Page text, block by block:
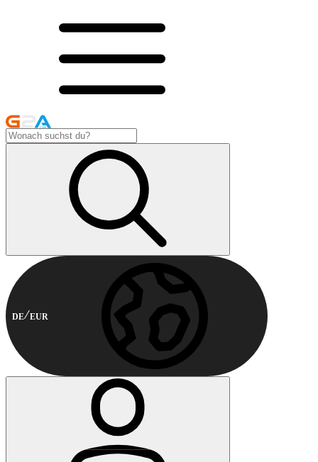
DE EUR